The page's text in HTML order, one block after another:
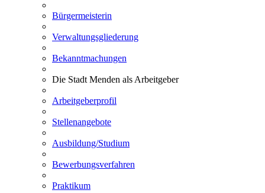
Bürgermeisterin
Verwaltungsgliederung
Bekanntmachungen
Die Stadt Menden als Arbeitgeber
Arbeitgeberprofil
Stellenangebote
Ausbildung/Studium
Bewerbungsverfahren
Praktikum